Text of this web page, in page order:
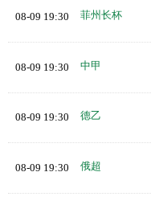
08-09 19:30 菲州长杯
08-09 19:30 中甲
08-09 19:30 德乙
08-09 19:30 俄超